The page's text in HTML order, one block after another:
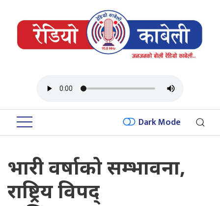
Dark Mode
भारी वर्षाको सम्भावना,
राष्ट्रिय विपद्